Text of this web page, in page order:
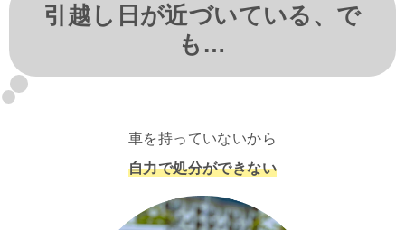
引越し日が近づいている、で
も…
車を持っていないから
自力で処分ができない